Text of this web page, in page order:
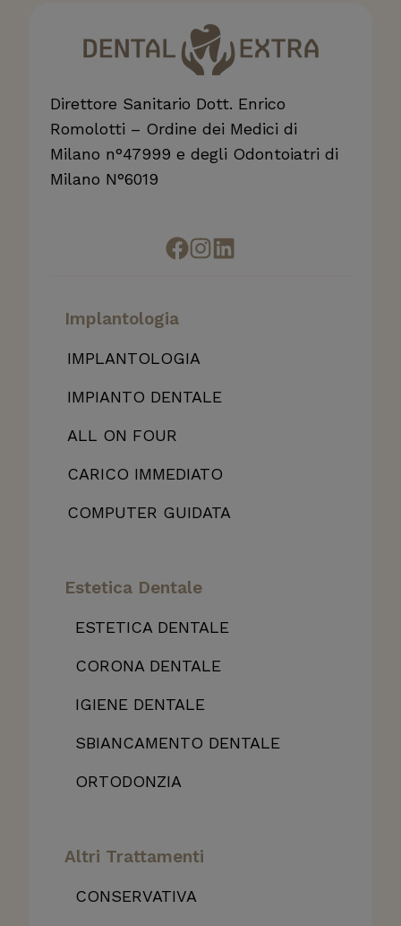
Direttore Sanitario Dott. Enrico
Romolotti – Ordine dei Medici di
Milano n°47999 e degli Odontoiatri di
Milano N°6019
Implantologia
IMPLANTOLOGIA
IMPIANTO DENTALE
ALL ON FOUR
CARICO IMMEDIATO
COMPUTER GUIDATA
Estetica Dentale
ESTETICA DENTALE
CORONA DENTALE
IGIENE DENTALE
SBIANCAMENTO DENTALE
ORTODONZIA
Altri Trattamenti
CONSERVATIVA